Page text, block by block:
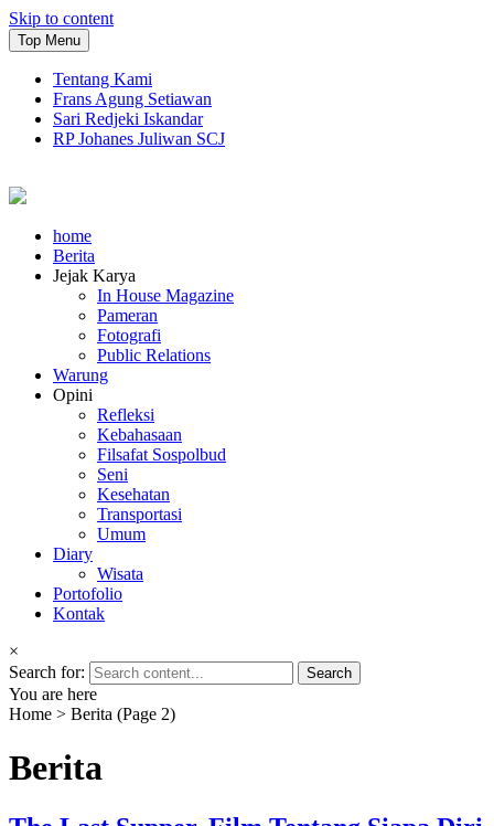
Skip to content
Top Menu
Tentang Kami
Frans Agung Setiawan
Sari Redjeki Iskandar
RP Johanes Juliwan SCJ
home
Berita
Jejak Karya
In House Magazine
Pameran
Fotografi
Public Relations
Warung
Opini
Refleksi
Kebahasaan
Filsafat Sospolbud
Seni
Kesehatan
Transportasi
Umum
Diary
Wisata
Portofolio
Kontak
×
Search for:
You are here
Home > Berita (Page 2)
Berita